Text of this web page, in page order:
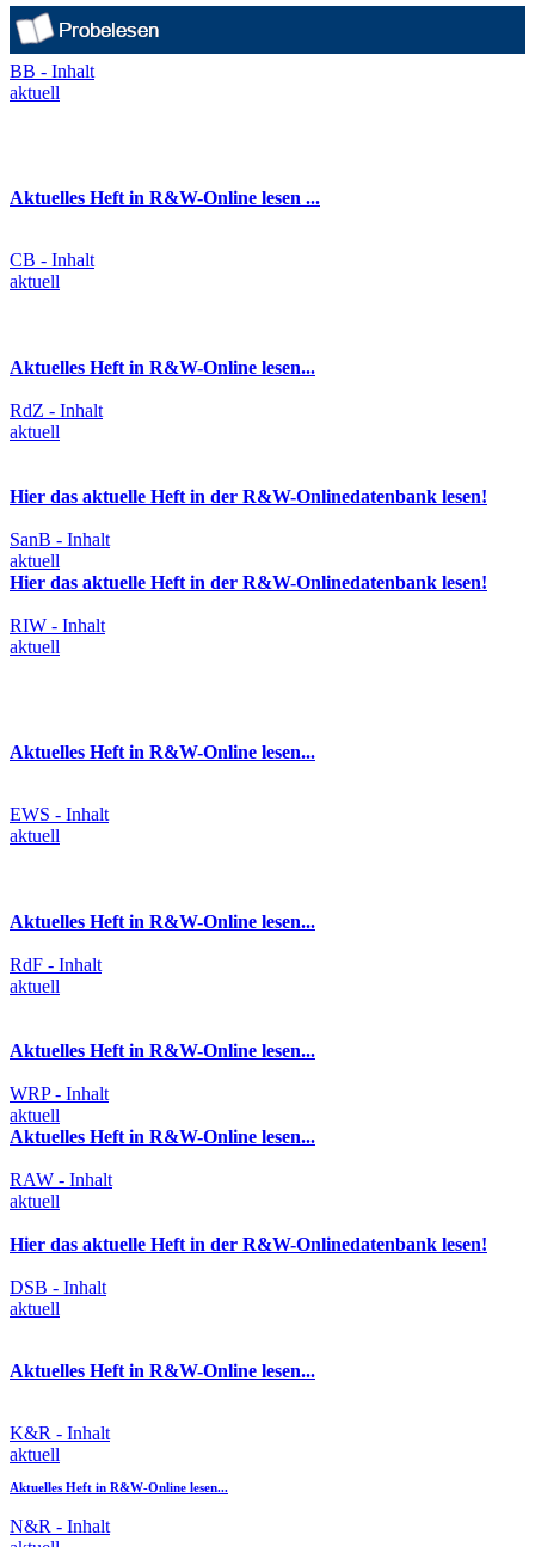
BB - Inhalt
aktuell
Aktuelles Heft in R&W-Online lesen ...
CB - Inhalt
aktuell
Aktuelles Heft in R&W-Online lesen...
RdZ - Inhalt
aktuell
Hier das aktuelle Heft in der R&W-Onlinedatenbank lesen!
SanB - Inhalt
aktuell
Hier das aktuelle Heft in der R&W-Onlinedatenbank lesen!
RIW - Inhalt
aktuell
Aktuelles Heft in R&W-Online lesen...
EWS - Inhalt
aktuell
Aktuelles Heft in R&W-Online lesen...
RdF - Inhalt
aktuell
Aktuelles Heft in R&W-Online lesen...
WRP - Inhalt
aktuell
Aktuelles Heft in R&W-Online lesen...
RAW - Inhalt
aktuell
Hier das aktuelle Heft in der R&W-Onlinedatenbank lesen!
DSB - Inhalt
aktuell
Aktuelles Heft in R&W-Online lesen...
K&R - Inhalt
aktuell
Aktuelles Heft in R&W-Online lesen...
N&R - Inhalt